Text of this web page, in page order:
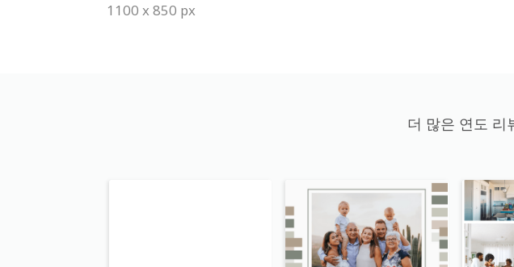
1100 x 850 px
더 많은 연도 리